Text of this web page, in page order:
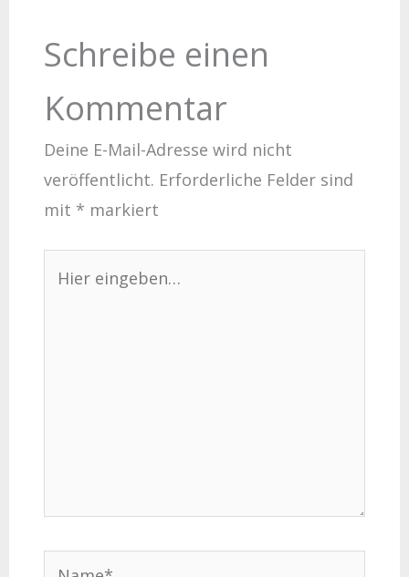
Schreibe einen
Kommentar
Deine E-Mail-Adresse wird nicht
veröffentlicht. Erforderliche Felder sind
mit * markiert
eingeben…
Name*